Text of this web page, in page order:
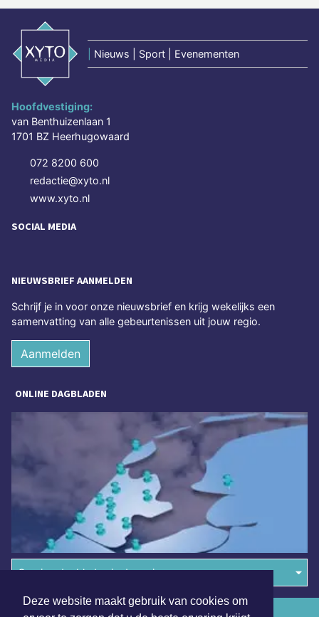
Deze website maakt gebruik van cookies om
Nieuws | Sport | Evenementen
Hoofdvestiging:
van Benthuizenlaan 1
1701 BZ Heerhugowaard
072 8200 600
redactie@xyto.nl
www.xyto.nl
SOCIAL MEDIA
NIEUWSBRIEF AANMELDEN
Schrijf je in voor onze nieuwsbrief en krijg wekelijks een
samenvatting van alle gebeurtenissen uit jouw regio.
Aanmelden
ONLINE DAGBLADEN
Overige dagbladen in de regio